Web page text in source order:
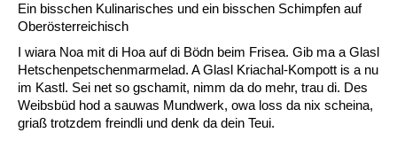
Ein bisschen Kulinarisches und ein bisschen Schimpfen auf
Oberösterreichisch
I wiara Noa mit di Hoa auf di Bödn beim Frisea. Gib ma a Glasl
Hetschenpetschenmarmelad. A Glasl Kriachal-Kompott is a nu
im Kastl. Sei net so gschamit, nimm da do mehr, trau di. Des
Weibsbüd hod a sauwas Mundwerk, owa loss da nix scheina,
griaß trotzdem freindli und denk da dein Teui.